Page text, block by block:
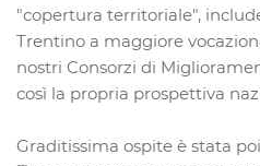
"copertura territoriale",
Trentino a maggiore
nostri Consorzi di
così la propria prospettiva
Graditissima ospite è stata